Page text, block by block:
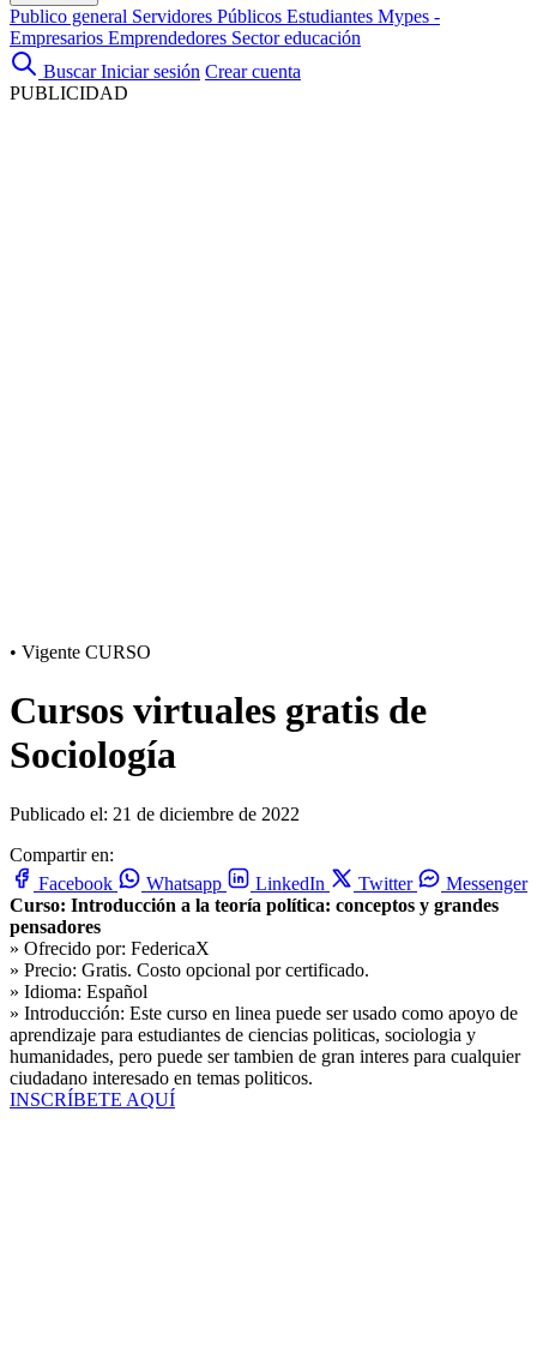
Publico general Servidores Públicos Estudiantes Mypes -
Empresarios Emprendedores Sector educación
Buscar Iniciar sesión Crear cuenta
PUBLICIDAD
• Vigente CURSO
Cursos virtuales gratis de
Sociología
Publicado el: 21 de diciembre de 2022
Compartir en:
Facebook
Whatsapp LinkedIn Twitter
Messenger
Curso: Introducción a la teoría política: conceptos y grandes
pensadores
» Ofrecido por: FedericaX
» Precio: Gratis. Costo opcional por certificado.
» Idioma: Español
» Introducción: Este curso en linea puede ser usado como apoyo de
aprendizaje para estudiantes de ciencias politicas, sociologia y
humanidades, pero puede ser tambien de gran interes para cualquier
ciudadano interesado en temas politicos.
INSCRÍBETE AQUÍ